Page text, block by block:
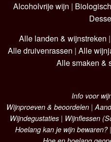
Alcoholvrije wijn |
Alle landen & wijnstreken |
Alle druivenrassen | Alle
Alle smaken &
Info voor
Wijnproeven & beoordelen |
Wijndegustaties | Wijnflessen
Hoelang kan je wijn bewaren?|